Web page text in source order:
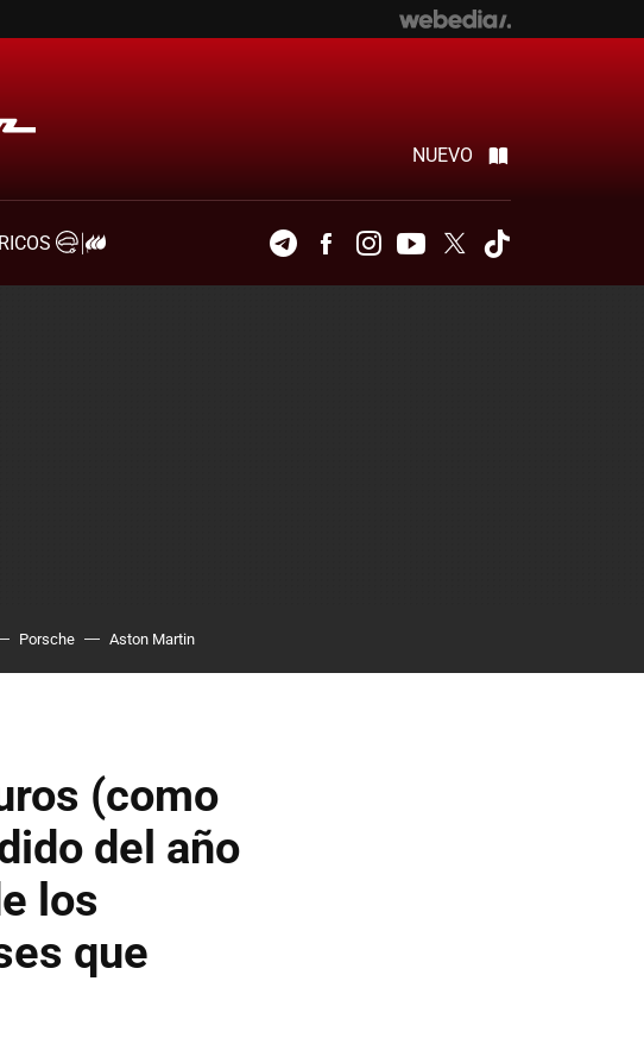
NUEVO
TelegramFacebookInstagramYoutubeTwitter
Porsche Aston Martin
(como
del año
los
que